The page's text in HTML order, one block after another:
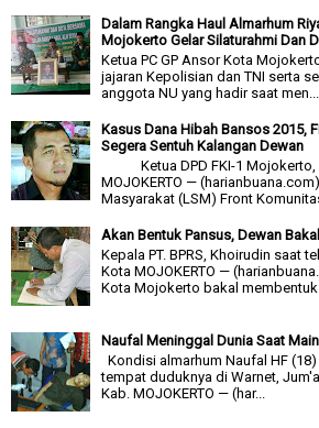
Dalam Rangka Haul Almarhum
Mojokerto Gelar Silaturahmi Dan
Ketua PC GP Ansor Kota
jajaran Kepolisian dan TNI serta
anggota NU yang hadir saat men...
Kasus Dana Hibah Bansos 2015,
Segera Sentuh Kalangan Dewan
Ketua DPD FKI-1 Mojokerto,
MOJOKERTO —
Masyarakat (LSM) Front
Akan Bentuk Pansus, Dewan
Kepala PT. BPRS, Khoirudin saat
Kota MOJOKERTO —
Kota Mojokerto bakal membentuk...
Naufal Meninggal Dunia Saat
Kondisi almarhum Naufal HF
tempat duduknya di Warnet,
Kab. MOJOKERTO — (har...